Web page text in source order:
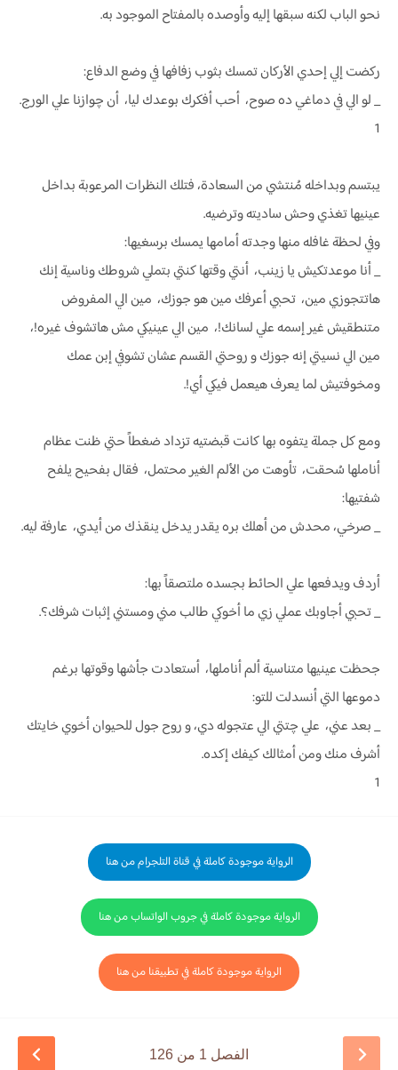
نحو الباب لكنه سبقها إليه وأوصده بالمفتاح الموجود به.
ركضت إلي إحدي الأركان تمسك بثوب زفافها في وضع الدفاع:
_ لو الي في دماغي ده صوح، أحب أفكرك بوعدك ليا، أن چوازنا علي الورج.
1
يبتسم وبداخله مُنتشي من السعادة، فتلك النظرات المرعوبة بداخل
عينيها تغذي وحش ساديته وترضيه.
وفي لحظة غافله منها وجدته أمامها يمسك برسغيها:
_ أنا موعدتكيش يا زينب، أنتي وقتها كنتي بتملي شروطك وناسية إنك
هاتتجوزي مين، تحبي أعرفك مين هو جوزك، مين الي المفروض
متنطقيش غير إسمه علي لسانك!، مين الي عينيكي مش هاتشوف غيره!،
مين الي نسيتي إنه جوزك و روحتي القسم عشان تشوفي إبن عمك
ومخوفتيش لما يعرف هيعمل فيكي أي!.
ومع كل جملة يتفوه بها كانت قبضتيه تزداد ضغطاً حتي ظنت عظام
أناملها سُحقت، تأوهت من الألم الغير محتمل، فقال بفحيح يلفح
شفتيها:
_ صرخي، محدش من أهلك بره يقدر يدخل ينقذك من أيدي، عارفة ليه.
أردف ويدفعها علي الحائط بجسده ملتصقاً بها:
_ تحبي أجاوبك عملي زي ما أخوكي طالب مني ومستني إثبات شرفك؟.
جحظت عينيها متناسية ألم أناملها، أستعادت جأشها وقوتها برغم
دموعها التي أنسدلت للتو:
_ بعد عني، علي چتتي الي عتجوله دي، و روح جول للحيوان أخوي خايتك
أشرف منك ومن أمثالك كيفك إكده.
1
الرواية موجودة كاملة في قناة التلجرام من هنا
الرواية موجودة كاملة في جروب الواتساب من هنا
الرواية موجودة كاملة في تطبيقنا من هنا
الفصل 1 من 126